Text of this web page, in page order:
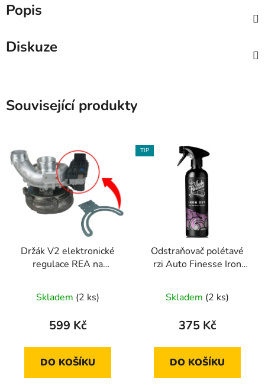
Popis
Diskuze
Související produkty
Držák V2 elektronické
regulace REA na
Skladem (2 ks)
599 Kč
DO KOŠÍKU
TIP
Odstraňovač polétavé
rzi Auto Finesse Iron
Remover (500 ml)
Skladem (2 ks)
375 Kč
DO KOŠÍKU